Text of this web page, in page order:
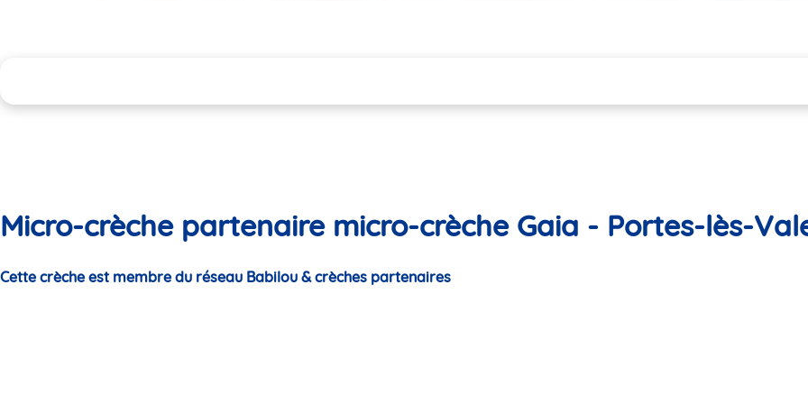
Micro-crèche partenaire micro-crèche Gaia - Portes-lès-
Cette crèche est membre du réseau Babilou & crèches partenaires